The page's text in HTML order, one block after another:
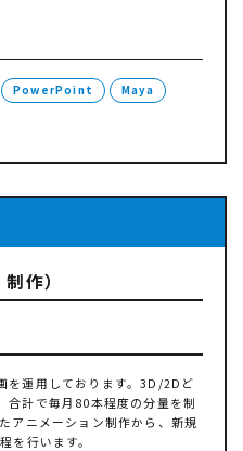
PowerPoint
Maya
作）
を運用しております。3D/2Dど
合計で毎月80本程度の分量を制
アニメーション制作から、新規
を行います。